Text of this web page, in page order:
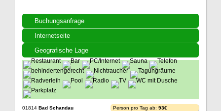
Buchungsanfrage
Internetseite
Geografische Lage
01814 Bad Schandau
Person pro Tag ab: 93€